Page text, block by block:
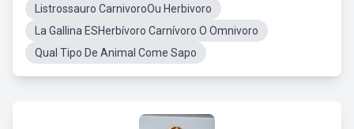
Listrossauro CarnivoroOu Herbivoro
La Gallina ESHerbívoro Carnívoro O Omnivoro
Qual Tipo De Animal Come Sapo